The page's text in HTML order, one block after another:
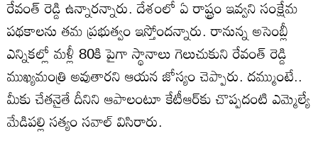
రేవంత్ రెడ్డి ఉన్నారన్నారు. దేశంలో ఏ రాష్ట్రం ఇవ్వని సంక్షేమ
ప‌థ‌కాల‌ను తమ ప్రభుత్వం ఇస్తోందన్నారు. రానున్న అసెంబ్లీ
ఎన్నికల్లో మ‌ళ్లీ 80కి పైగా స్థానాలు గెలుచుకుని రేవంత్ రెడ్డి
ముఖ్యమంత్రి అవుతారని ఆయన జోస్యం చెప్పారు. దమ్ముంటే..
మీకు చేతనైతే దీనిని ఆపాలంటూ కేటీఆర్‌కు చొప్పదంటి ఎమ్మెల్యే
మేడిపల్లి సత్యం సవాల్ విసిరారు.